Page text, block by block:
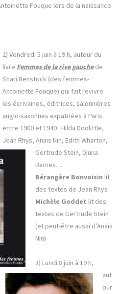
Fouque lors de la naissance
2) Vendredi 5 juin à 19 h, autour du
livre Femmes de la rive gauchede
Shari Benstock (des femmes-
Antoinette Fouque) qui fait revivre
les écrivaines, éditrices, salonnières
anglo-saxonnes expatriées à Paris
entre 1900 et 1940 : Hilda Doolittle,
Jean Rhys, Anaïs Nin, Edith Wharton,
Gertrude Stein, Djuna
Barnes…
Bérangère Bonvoisin lit
des textes de Jean Rhys
Michèle Goddet lit des
textes de Gertrude Stein
(et peut-être aussi d’Anaïs
Nin)
3) Lundi 8 juin à 19 h,
aut
our